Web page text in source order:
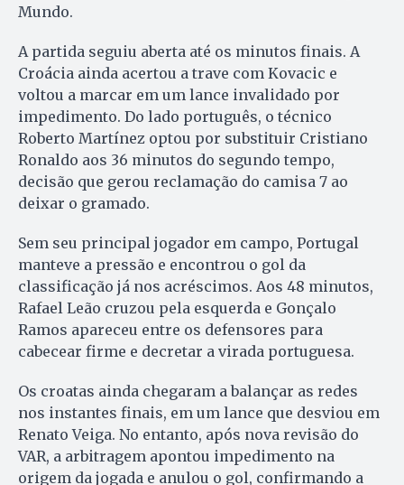
Mundo.
A partida seguiu aberta até os minutos finais. A
Croácia ainda acertou a trave com Kovacic e
voltou a marcar em um lance invalidado por
impedimento. Do lado português, o técnico
Roberto Martínez optou por substituir Cristiano
Ronaldo aos 36 minutos do segundo tempo,
decisão que gerou reclamação do camisa 7 ao
deixar o gramado.
Sem seu principal jogador em campo, Portugal
manteve a pressão e encontrou o gol da
classificação já nos acréscimos. Aos 48 minutos,
Rafael Leão cruzou pela esquerda e Gonçalo
Ramos apareceu entre os defensores para
cabecear firme e decretar a virada portuguesa.
Os croatas ainda chegaram a balançar as redes
nos instantes finais, em um lance que desviou em
Renato Veiga. No entanto, após nova revisão do
VAR, a arbitragem apontou impedimento na
origem da jogada e anulou o gol, confirmando a